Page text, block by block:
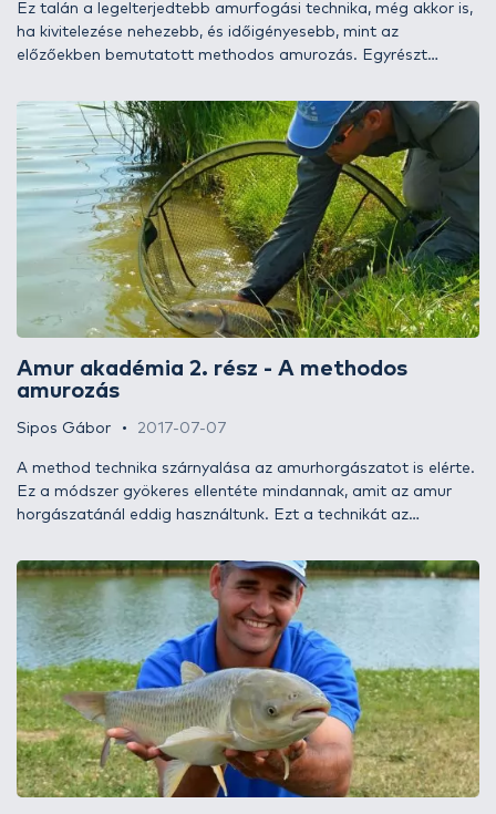
Ez talán a legelterjedtebb amurfogási technika, még akkor is,
ha kivitelezése nehezebb, és időigényesebb, mint az
előzőekben bemutatott methodos amurozás. Egyrészt
komolyabb technikai tudásra van szükség ehhez. Megijedni
mégsem kell, ugyanis megpróbálom mind az etetőanyag
szortimentet, mind pedig a technikát annyira leegyszerűsíteni,
hogy egy átlagos horgásznapot kényelmesen végig lehessen
vele horgászni, és bízom benne, hogy a halak is partnerek
lesznek ebben.
Amur akadémia 2. rész - A methodos
amurozás
Sipos Gábor 2017-07-07
A method technika szárnyalása az amurhorgászatot is elérte.
Ez a módszer gyökeres ellentéte mindannak, amit az amur
horgászatánál eddig használtunk. Ezt a technikát az
„torpedóinkat” nem a hely közelébe kell csalni, hanem jó
eséllyel csak kapásra kell bírni a közelben tartózkodó
egyedeket. Erre a legalkalmasabb és talán a legegyszerűbb is
a Flat kosaras végszerelék, amelynek titka, hogy a csali a
savanyított etetőanyag közepébe van eldugva, így azt a hal el
sem tudja téveszteni. Ezt a módszert azoknak ajánlom, akik
akár fél nap alatt szeretnének eredményes amurhorgásszá
válni.